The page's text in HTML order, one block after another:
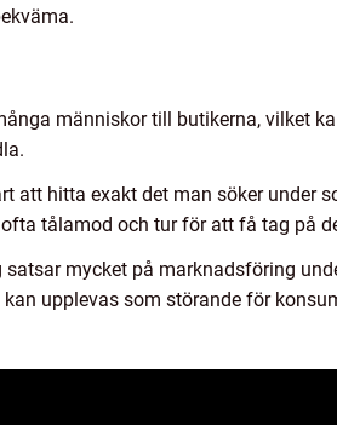
människor till butikerna, vilket
att hitta exakt det man söker under
tålamod och tur för att få tag på
mycket på marknadsföring
upplevas som störande för